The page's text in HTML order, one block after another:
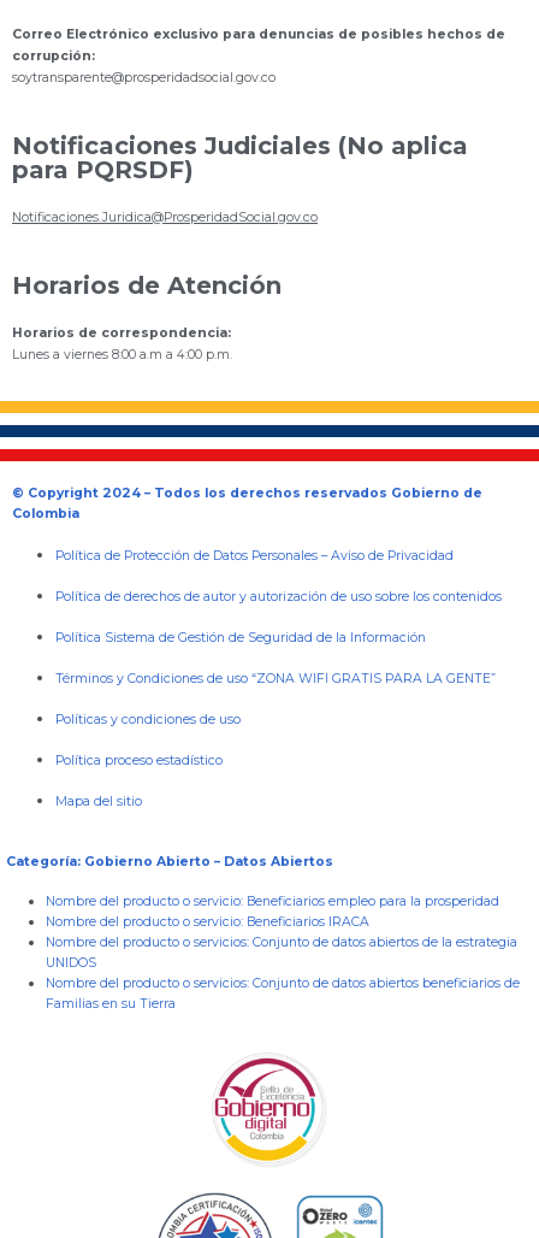
Correo Electrónico exclusivo para denuncias de posibles hechos de
corrupción:
soytransparente@prosperidadsocial.gov.co
Notificaciones Judiciales (No aplica
para PQRSDF)
Notificaciones.Juridica@ProsperidadSocial.gov.co
Horarios de Atención
Horarios de correspondencia:
Lunes a viernes 8:00 a.m a 4:00 p.m.
© Copyright 2024 – Todos los derechos reservados Gobierno de
Colombia
Política de Protección de Datos Personales –Aviso de Privacidad
Política de derechos de autor y autorización de uso sobre los contenidos
Política Sistema de Gestión de Seguridad de la Información
Términos y Condiciones de uso “ZONA WIFI GRATIS PARA LA GENTE”
Políticas y condiciones de uso
Política proceso estadístico
Mapa del sitio
Categoría: Gobierno Abierto – Datos Abiertos
Nombre del producto o servicio: Beneficiarios empleo para la prosperidad
Nombre del producto o servicio: Beneficiarios IRACA
Nombre del producto o servicios: Conjunto de datos abiertos de la estrategia
UNIDOS
Nombre del producto o servicios: Conjunto de datos abiertos beneficiarios de
Familias en su Tierra